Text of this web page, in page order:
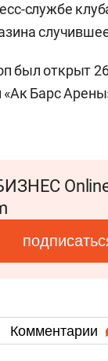
службе
был открыт 26
«Ак Барс
Комментарии